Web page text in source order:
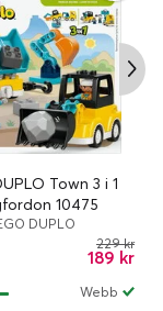
Town 3 i 1
10475
DUPLO
189 kr
229 kr
Webb